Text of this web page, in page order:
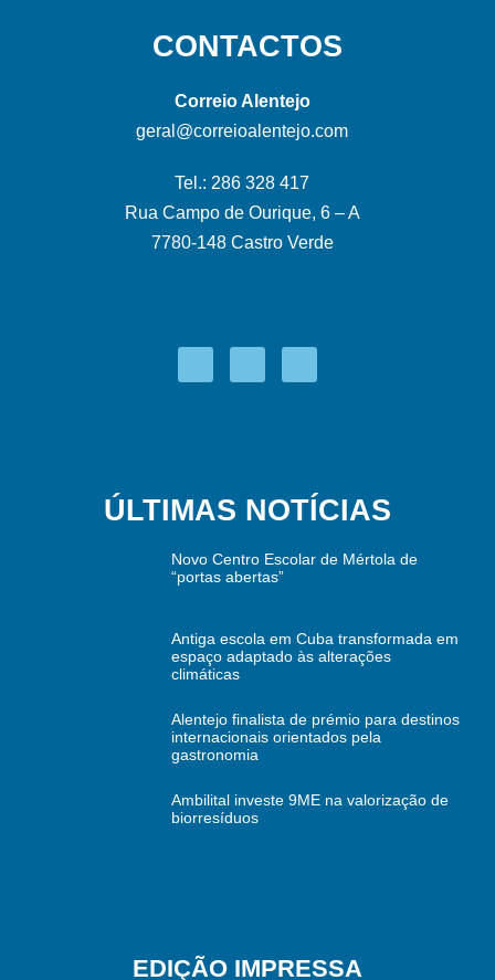
CONTACTOS
Correio Alentejo
geral@correioalentejo.com
Tel.: 286 328 417
Rua Campo de Ourique, 6 – A
7780-148 Castro Verde
ÚLTIMAS NOTÍCIAS
Novo Centro Escolar de Mértola de
“portas abertas”
Antiga escola em Cuba transformada em
espaço adaptado às alterações
climáticas
Alentejo finalista de prémio para destinos
internacionais orientados pela
gastronomia
Ambilital investe 9ME na valorização de
biorresíduos
EDIÇÃO IMPRESSA